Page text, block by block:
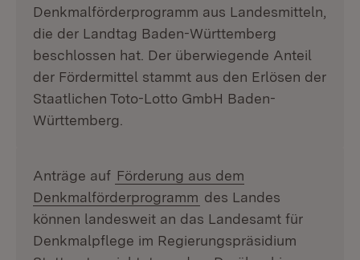
Denkmalförderprogramm aus Landesmitteln,
die der Landtag Baden-Württemberg
beschlossen hat. Der überwiegende Anteil
der Fördermittel stammt aus den Erlösen der
Staatlichen Toto-Lotto GmbH Baden-
Württemberg.
Anträge auf Förderung aus dem
Denkmalförderprogramm des Landes
können landesweit an das Landesamt für
Denkmalpflege im Regierungspräsidium